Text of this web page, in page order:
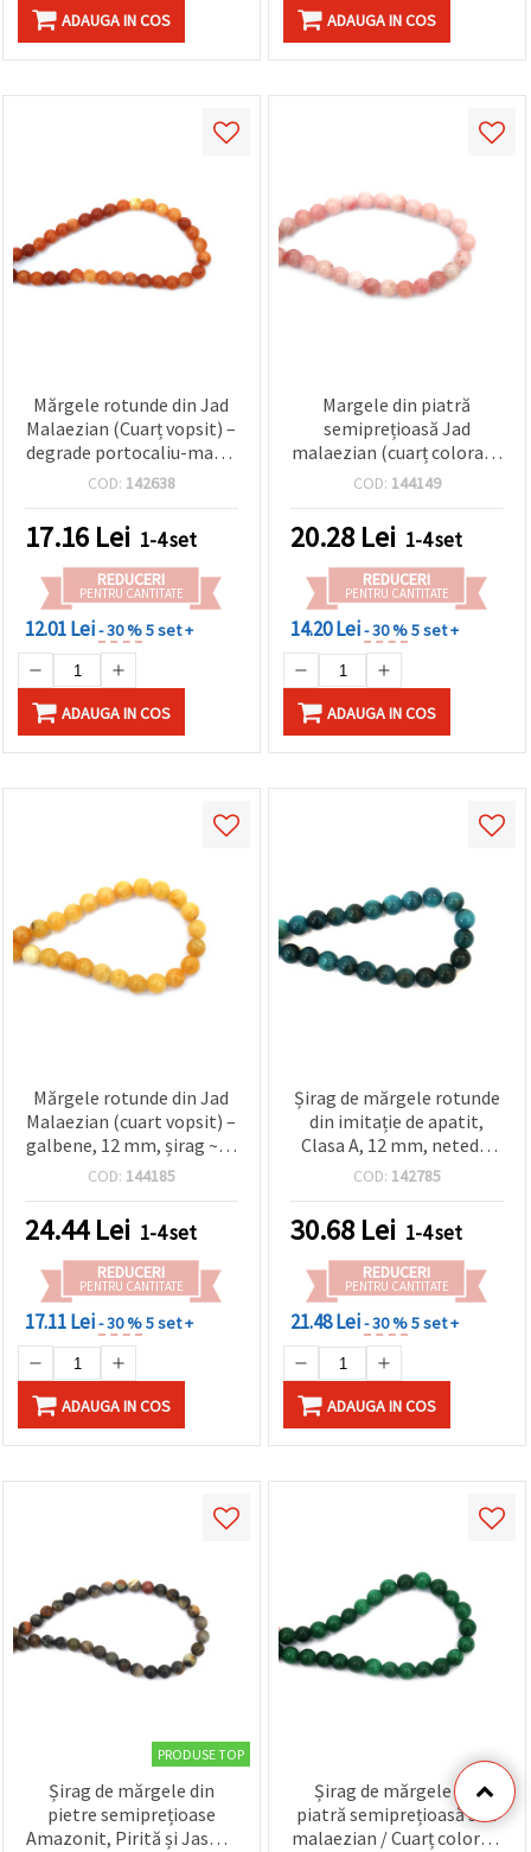
ADAUGA IN COS ADAUGA IN COS
Mărgele rotunde din Jad
Malaezian (Cuarț vopsit) –
degrade portocaliu-maro,
8 mm, lustruite, aprox. 48
semiprețioase pentru
bijuterii handmade DIY
COD: 142638
17.16 Lei 1-4 set
REDUCERI
PENTRU CANTITATE
12.01 Lei- 30 %5 set +
ADAUGA IN COS
Margele din piatră
semiprețioasă Jad
malaezian (cuarț colorat),
roz lăptos, rotunde 10
COD: 144149
20.28 Lei 1-4 set
REDUCERI
PENTRU CANTITATE
14.20 Lei- 30 %5 set +
ADAUGA IN COS
Mărgele rotunde din Jad
Malaezian (cuart vopsit) –
galbene, 12 mm, șirag ~33
buc. | Mărgele din pietre
confecționare bijuterii
handmade (DIY), brățări și
coliere
COD: 144185
24.44Lei 1-4 set
REDUCERI
PENTRU CANTITATE
17.11 Lei- 30 %5 set +
ADAUGA IN COS
Șirag de mărgele rotunde
din imitație de apatit,
Clasa A, 12 mm, netede,
albastru turcoaz (teal),
lustruite, găurite, pentru
bijuterii DIY/handmade,
brățări și coliere
COD: 142785
30.68 Lei 1-4 set
REDUCERI
PENTRU CANTITATE
21.48 Lei- 30 %5 set +
ADAUGA IN COS
PRODUSE TOP
Șirag de mărgele din
pietre semiprețioase
Amazonit, Pirită și Jasp, 8
Șirag de mărgele din
piatră semiprețioasă Jad
malaezian / Cuarț colorat,